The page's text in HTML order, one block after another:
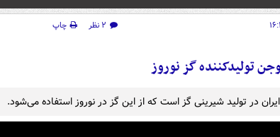
۲ نظر
چاپ
تولیدکننده گز نوروز
در تولید شیرینی گز است که از این گز در نوروز استفاده می‌شود.